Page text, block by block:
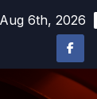
6th, 2026